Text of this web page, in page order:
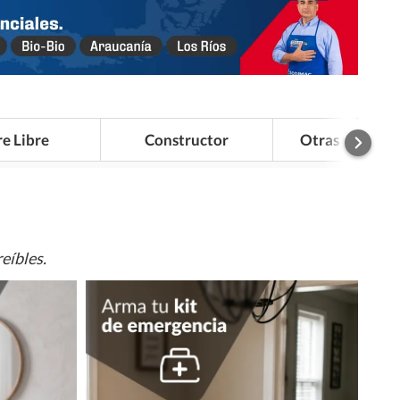
Libre Constructor Otras